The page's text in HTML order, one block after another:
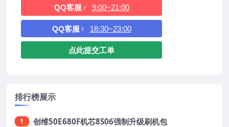
QQ客服♂ 9:00~21:00
QQ客服♀ 18:30~23:00
点此提交工单
排行榜展示
1 创维50E680F机芯8S06强制升级刷机包